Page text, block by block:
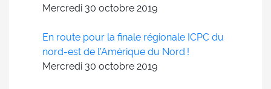
Mercredi 30 octobre 2019
En route pour la finale régionale ICPC du
nord-est de l’Amérique du Nord !
Mercredi 30 octobre 2019